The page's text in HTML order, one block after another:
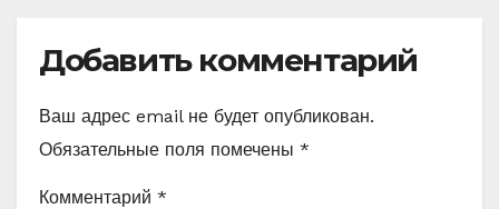
Добавить комментарий
Ваш адрес email не будет опубликован.
Обязательные поля помечены *
Комментарий *